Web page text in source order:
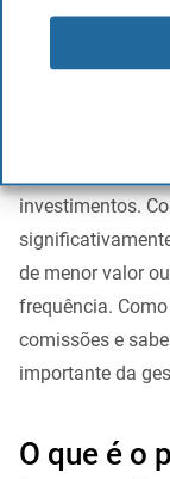
cliente, a
mercados e
ser levados em
investimentos.
de menor valor
frequência.
comissões e
importante da
O que é o